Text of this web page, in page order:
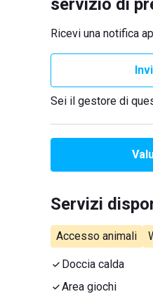
servizio di
Ricevi una notifica
Sei il gestore di
Servizi
Accesso animali
Doccia calda
Area giochi